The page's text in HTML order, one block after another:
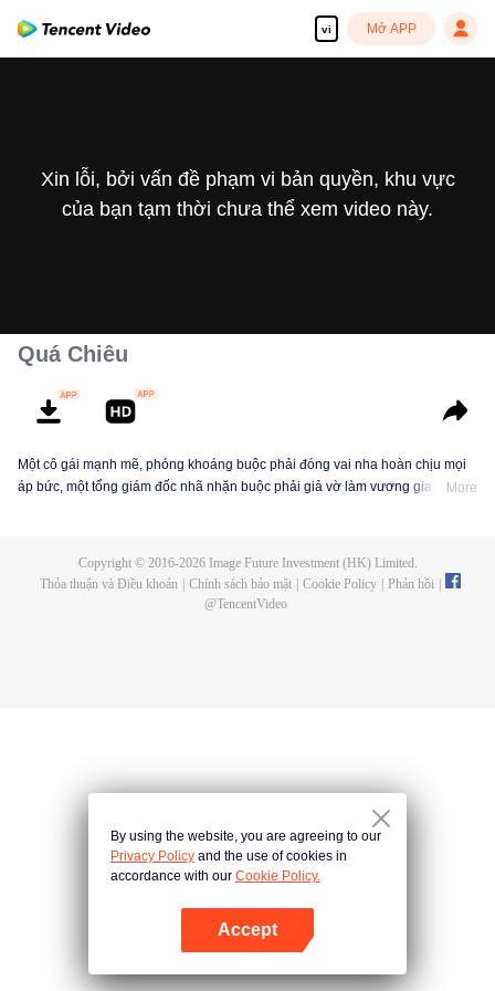
vi Mở APP
Xin lỗi, bởi vấn đề phạm vi bản quyền, khu vực
của bạn tạm thời chưa thể xem video này.
Quá Chiêu
Một cô gái mạnh mẽ, phóng khoáng buộc phải đóng vai nha hoàn chịu mọi
áp bức, một tổng giám đốc nhã nhặn buộc phải giả vờ làm vương gia tàn ác.
trước? Trong lúc đọ chiêu, hai bên mới phát hiện ra đã bị cuốn vào một âm
More
Copyright © 2016-2026Image Future Investment (HK) Limited.
Thỏa thuận và Điều khoản
Chính sách bảo mật Cookie Policy Phản hồi
@TencentVideo
By using the website, you are agreeing to our
Privacy Policy and the use of cookies in
accordance with our Cookie Policy.
Accept